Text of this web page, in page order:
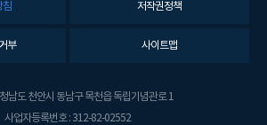
침 저작권정책
부 사이트맵
남도 천안시 동남구 목천읍 독립기념관로 1
사업자등록번호 : 312-82-02552